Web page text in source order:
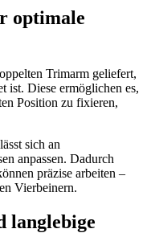
optimale
Trimarm geliefert,
ist. Diese ermöglichen es,
Position zu fixieren,
sich an
anpassen. Dadurch
präzise arbeiten –
Vierbeinern.
langlebige